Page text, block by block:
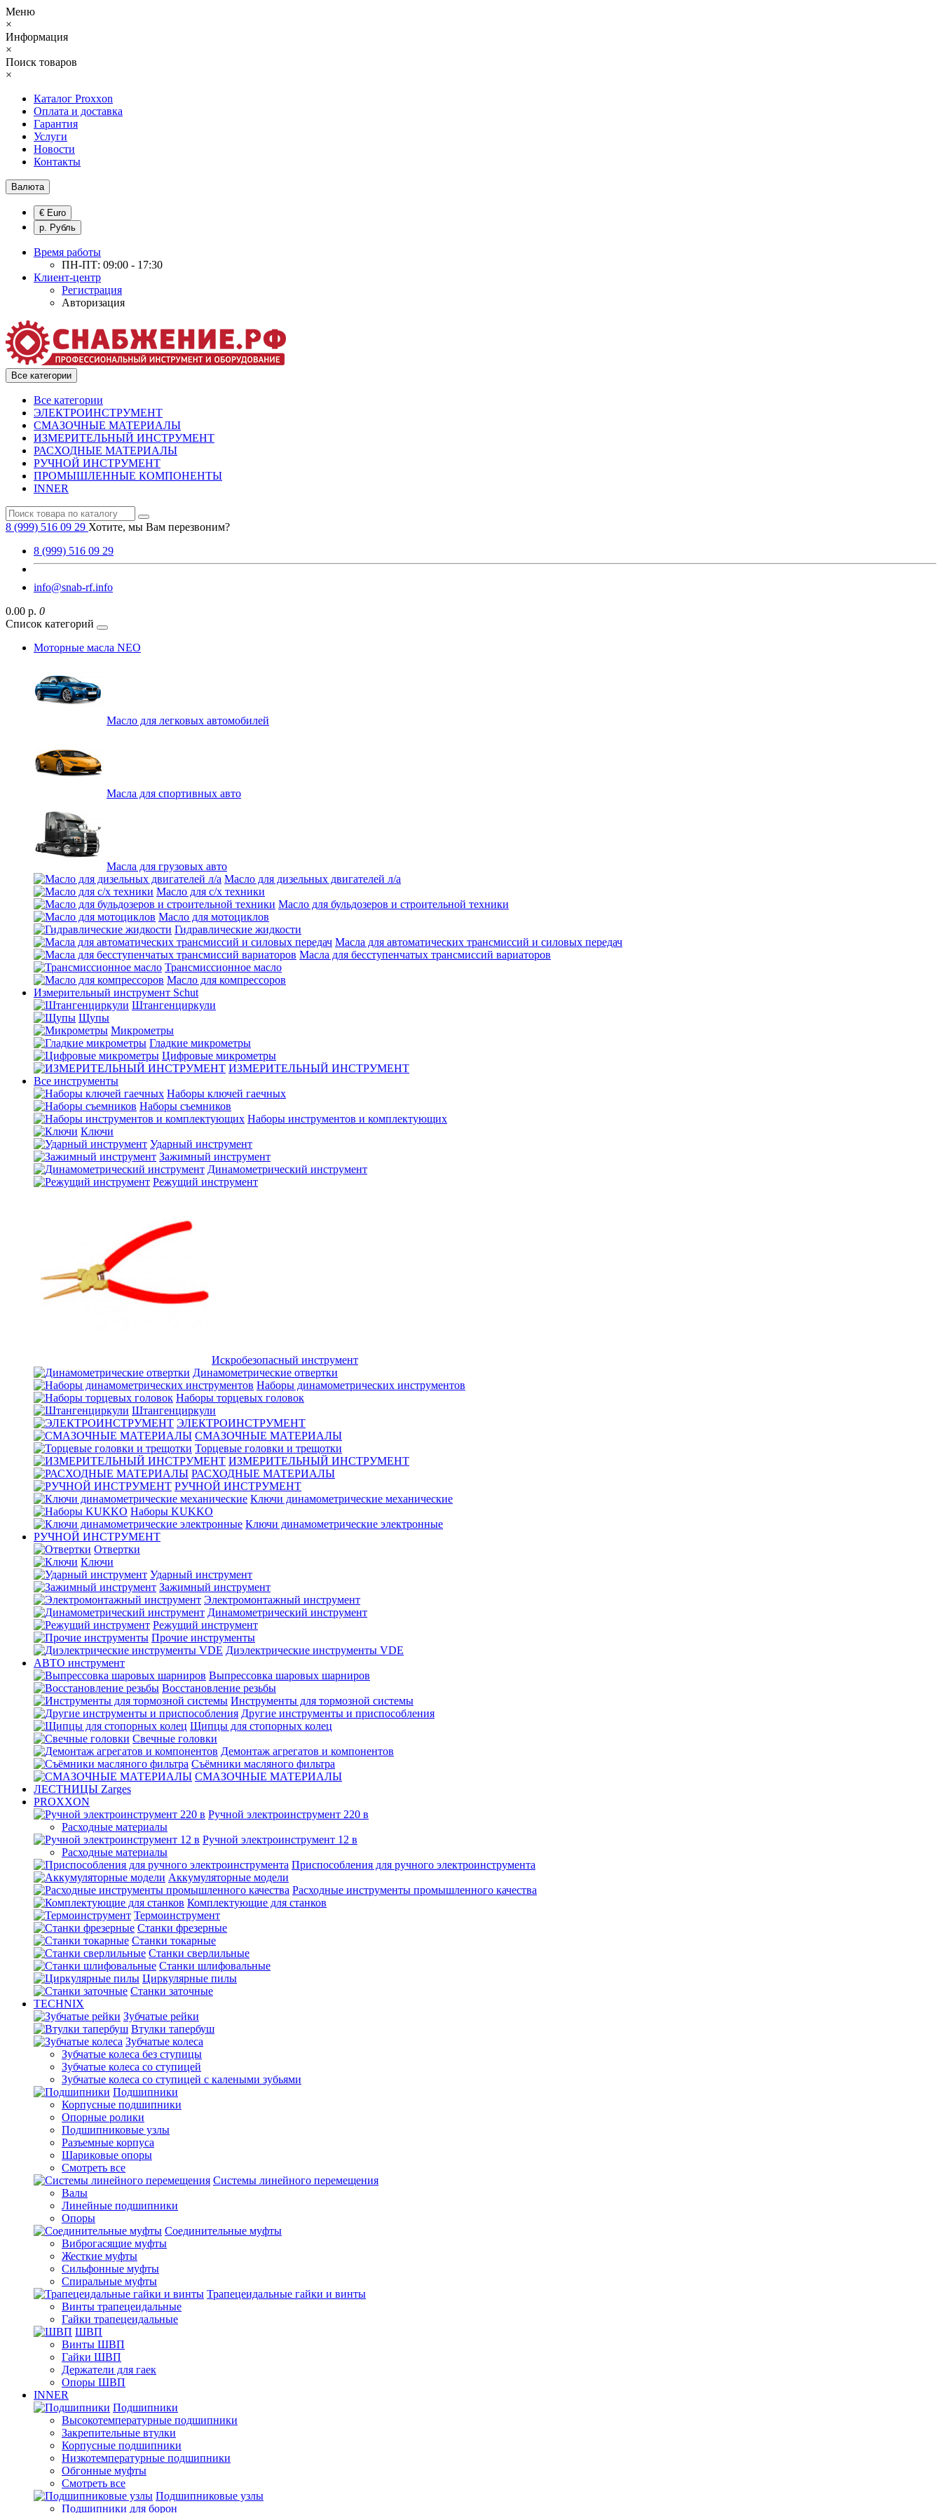
Меню
×
Информация
×
Поиск товаров
×
Каталог Proxxon
Оплата и доставка
Гарантия
Услуги
Новости
Контакты
Валюта
€ Euro
р. Рубль
Время работы
ПН-ПТ: 09:00 - 17:30
Клиент-центр
Регистрация
Авторизация
Все категории
Все категории
ЭЛЕКТРОИНСТРУМЕНТ
СМАЗОЧНЫЕ МАТЕРИАЛЫ
ИЗМЕРИТЕЛЬНЫЙ ИНСТРУМЕНТ
РАСХОДНЫЕ МАТЕРИАЛЫ
РУЧНОЙ ИНСТРУМЕНТ
ПРОМЫШЛЕННЫЕ КОМПОНЕНТЫ
INNER
8 (999) 516 09 29 Хотите, мы Вам перезвоним?
8 (999) 516 09 29
info@snab-rf.info
0.00 р. 0
Список категорий
Моторные масла NEO
Масло для легковых автомобилей
Масла для спортивных авто
Масла для грузовых авто
Масло для дизельных двигателей л/а
Масло для с/х техники
Масло для бульдозеров и строительной техники
Масло для мотоциклов
Гидравлические жидкости
Масла для автоматических трансмиссий и силовых передач
Масла для бесступенчатых трансмиссий вариаторов
Трансмиссионное масло
Масло для компрессоров
Измерительный инструмент Schut
Штангенциркули
Щупы
Микрометры
Гладкие микрометры
Цифровые микрометры
ИЗМЕРИТЕЛЬНЫЙ ИНСТРУМЕНТ
Все инструменты
Наборы ключей гаечных
Наборы съемников
Наборы инструментов и комплектующих
Ключи
Ударный инструмент
Зажимный инструмент
Динамометрический инструмент
Режущий инструмент
Искробезопасный инструмент
Динамометрические отвертки
Наборы динамометрических инструментов
Наборы торцевых головок
Штангенциркули
ЭЛЕКТРОИНСТРУМЕНТ
СМАЗОЧНЫЕ МАТЕРИАЛЫ
Торцевые головки и трещотки
ИЗМЕРИТЕЛЬНЫЙ ИНСТРУМЕНТ
РАСХОДНЫЕ МАТЕРИАЛЫ
РУЧНОЙ ИНСТРУМЕНТ
Ключи динамометрические механические
Наборы KUKKO
Ключи динамометрические электронные
РУЧНОЙ ИНСТРУМЕНТ
Отвертки
Ключи
Ударный инструмент
Зажимный инструмент
Электромонтажный инструмент
Динамометрический инструмент
Режущий инструмент
Прочие инструменты
Диэлектрические инструменты VDE
АВТО инструмент
Выпрессовка шаровых шарниров
Восстановление резьбы
Инструменты для тормозной системы
Другие инструменты и приспособления
Щипцы для стопорных колец
Свечные головки
Демонтаж агрегатов и компонентов
Съёмники масляного фильтра
СМАЗОЧНЫЕ МАТЕРИАЛЫ
ЛЕСТНИЦЫ Zarges
PROXXON
Ручной электроинструмент 220 в
Расходные материалы
Ручной электроинструмент 12 в
Расходные материалы
Приспособления для ручного электроинструмента
Аккумуляторные модели
Расходные инструменты промышленного качества
Комплектующие для станков
Термоинструмент
Станки фрезерные
Станки токарные
Станки сверлильные
Станки шлифовальные
Циркулярные пилы
Станки заточные
TECHNIX
Зубчатые рейки
Втулки тапербуш
Зубчатые колеса
Зубчатые колеса без ступицы
Зубчатые колеса со ступицей
Зубчатые колеса со ступицей с калеными зубьями
Подшипники
Корпусные подшипники
Опорные ролики
Подшипниковые узлы
Разъемные корпуса
Шариковые опоры
Смотреть все
Системы линейного перемещения
Валы
Линейные подшипники
Опоры
Соединительные муфты
Виброгасящие муфты
Жесткие муфты
Сильфонные муфты
Спиральные муфты
Трапецеидальные гайки и винты
Винты трапецеидальные
Гайки трапецеидальные
ШВП
Винты ШВП
Гайки ШВП
Держатели для гаек
Опоры ШВП
INNER
Подшипники
Высокотемпературные подшипники
Закрепительные втулки
Корпусные подшипники
Низкотемпературные подшипники
Обгонные муфты
Смотреть все
Подшипниковые узлы
Подшипники для борон